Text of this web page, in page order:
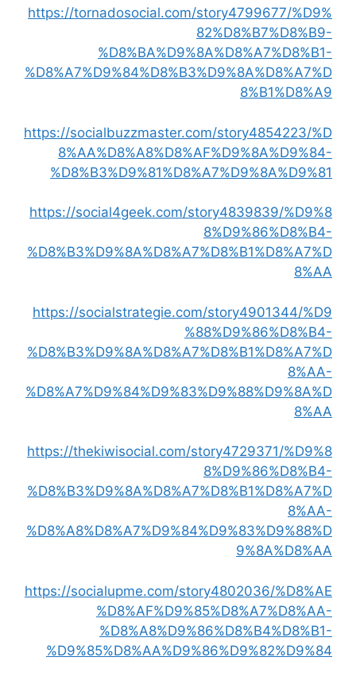
https://tornadosocial.com/story4799677/%D9%
82%D8%B7%D8%B9-
%D8%BA%D9%8A%D8%A7%D8%B1-
%D8%A7%D9%84%D8%B3%D9%8A%D8%A7%D
8%B1%D8%A9
https://socialbuzzmaster.com/story4854223/%D
8%AA%D8%A8%D8%AF%D9%8A%D9%84-
%D8%B3%D9%81%D8%A7%D9%8A%D9%81
https://social4geek.com/story4839839/%D9%8
8%D9%86%D8%B4-
%D8%B3%D9%8A%D8%A7%D8%B1%D8%A7%D
8%AA
https://socialstrategie.com/story4901344/%D9
%88%D9%86%D8%B4-
%D8%B3%D9%8A%D8%A7%D8%B1%D8%A7%D
8%AA-
%D8%A7%D9%84%D9%83%D9%88%D9%8A%D
8%AA
https://thekiwisocial.com/story4729371/%D9%8
8%D9%86%D8%B4-
%D8%B3%D9%8A%D8%A7%D8%B1%D8%A7%D
8%AA-
%D8%A8%D8%A7%D9%84%D9%83%D9%88%D
9%8A%D8%AA
https://socialupme.com/story4802036/%D8%AE
%D8%AF%D9%85%D8%A7%D8%AA-
%D8%A8%D9%86%D8%B4%D8%B1-
%D9%85%D8%AA%D9%86%D9%82%D9%84